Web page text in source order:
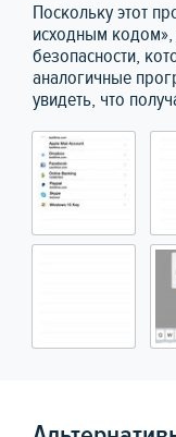
Поскольку этот
исходным
безопасности,
аналогичные
увидеть, что